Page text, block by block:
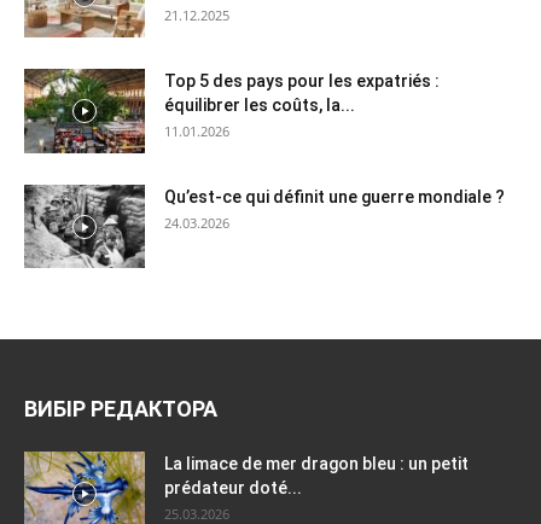
21.12.2025
Top 5 des pays pour les expatriés :
équilibrer les coûts, la...
11.01.2026
Qu’est-ce qui définit une guerre mondiale ?
24.03.2026
ВИБІР РЕДАКТОРА
La limace de mer dragon bleu : un petit
prédateur doté...
25.03.2026